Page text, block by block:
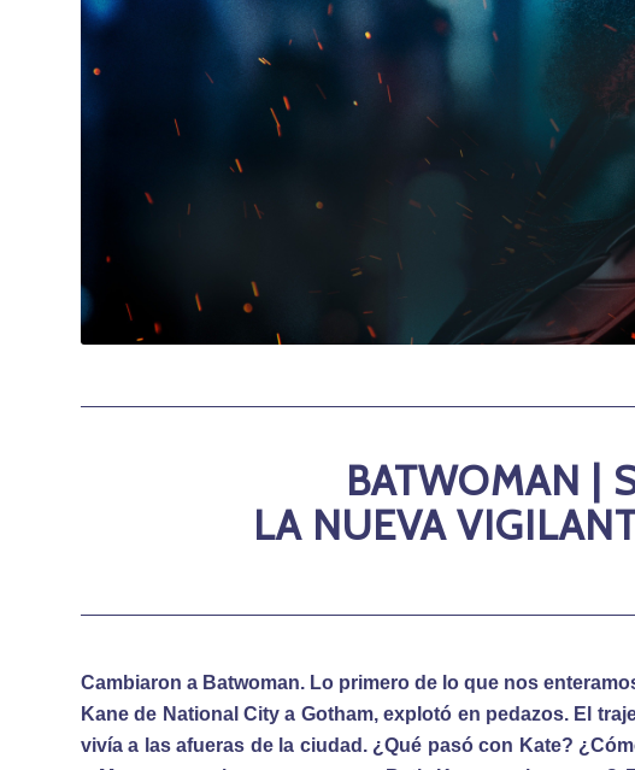
BATWOMAN |
LA NUEVA
Cambiaron a Batwoman. Lo primero de lo que nos
Kane de National City a Gotham, explotó en pedazos. El
vivía a las afueras de la ciudad. ¿Qué pasó con Kate?